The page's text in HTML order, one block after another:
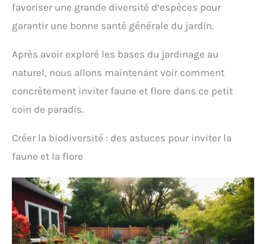
favoriser une grande diversité d’espèces pour
garantir une bonne santé générale du jardin.
Après avoir exploré les bases du jardinage au
naturel, nous allons maintenant voir comment
concrètement inviter faune et flore dans ce petit
coin de paradis.
Créer la biodiversité : des astuces pour inviter la
faune et la flore